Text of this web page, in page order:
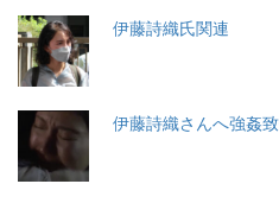
伊藤詩織氏関連
伊藤詩織さんへ強姦